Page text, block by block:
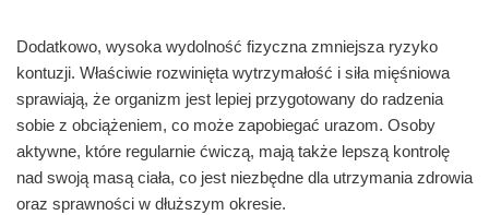
Dodatkowo, wysoka wydolność fizyczna zmniejsza ryzyko
kontuzji. Właściwie rozwinięta wytrzymałość i siła mięśniowa
sprawiają, że organizm jest lepiej przygotowany do radzenia
sobie z obciążeniem, co może zapobiegać urazom. Osoby
aktywne, które regularnie ćwiczą, mają także lepszą kontrolę
nad swoją masą ciała, co jest niezbędne dla utrzymania zdrowia
oraz sprawności w dłuższym okresie.